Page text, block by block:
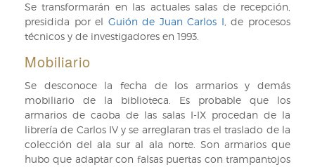
Se transformarán en las actuales salas de recepción,
presidida por el Guión de Juan Carlos I , de procesos
técnicos y de investigadores en 1993.
Mobiliario
Se desconoce la fecha de los armarios y demás
mobiliario de la biblioteca. Es probable que los
armarios de caoba de las salas I-IX procedan de la
librería de Carlos IV y se arreglaran tras el traslado de la
colección del ala sur al ala norte. Son armarios que
hubo que adaptar con falsas puertas con trampantojos